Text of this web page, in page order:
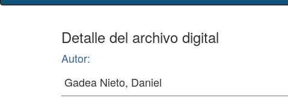
Detalle del archivo digital
Autor: